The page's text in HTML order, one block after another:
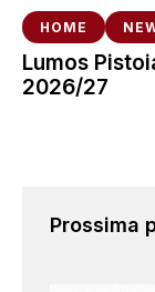
HOME
Lumos
2026/27
Prossima